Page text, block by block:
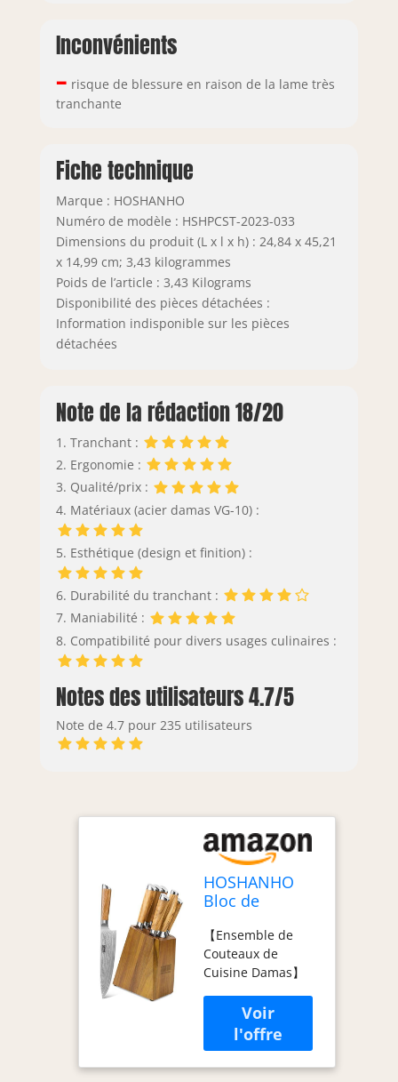
Inconvénients
– risque de blessure en raison de la lame très
tranchante
Fiche technique
Marque : HOSHANHO
Numéro de modèle : HSHPCST-2023-033
Dimensions du produit (L x l x h) : 24,84 x 45,21
x 14,99 cm; 3,43 kilogrammes
Poids de l’article : 3,43 Kilograms
Disponibilité des pièces détachées :
Information indisponible sur les pièces
détachées
Note de la rédaction 18/20
1. Tranchant :
2. Ergonomie :
3. Qualité/prix :
4. Matériaux (acier damas VG-10) :
5. Esthétique (design et finition) :
6. Durabilité du tranchant :
7. Maniabilité :
8. Compatibilité pour divers usages culinaires :
Notes des utilisateurs 4.7/5
Note de 4.7 pour 235 utilisateurs
HOSHANHO
Bloc de
Cuisine
Damas, 7
pièces de
Couteaux de
Cuisine Damas
avec Aiguiseur,
Professionnel
Japonais
【Ensemble de
Couteaux de
Cuisine Damas】
couteaux de chef
HOSHANHO de 7
pièces répond à
tous vos besoins